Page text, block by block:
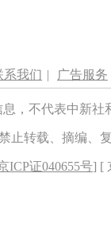
系我们 | 广告服务
，不代表中新
止转载、摘编、
ICP证040655号] [